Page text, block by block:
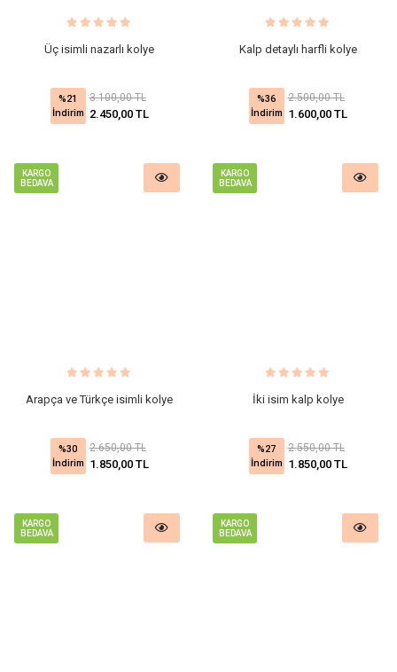
Üç isimli nazarlı kolye
%21
İndirim
3.100,00 TL
2.450,00 TL
Kalp detaylı harfli kolye
%36
İndirim
2.500,00 TL
1.600,00 TL
KARGO
BEDAVA
Arapça ve Türkçe isimli kolye
%30
İndirim
2.650,00 TL
1.850,00 TL
KARGO
BEDAVA
İki isim kalp kolye
%27
İndirim
2.550,00 TL
1.850,00 TL
KARGO
BEDAVA
KARGO
BEDAVA